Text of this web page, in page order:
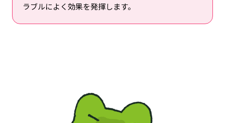
ラブルによく効果を発揮します。